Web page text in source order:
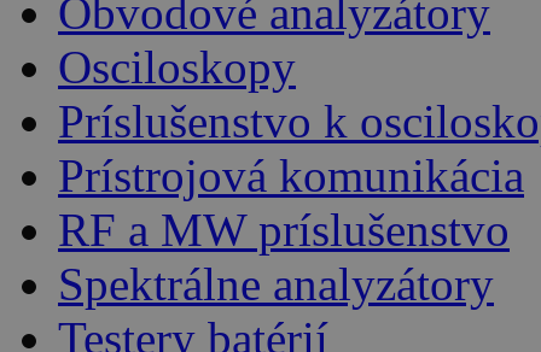
Obvodové analyzátory
Osciloskopy
Príslušenstvo k
Prístrojová komunikácia
RF a MW príslušenstvo
Spektrálne analyzátory
Testery batérií